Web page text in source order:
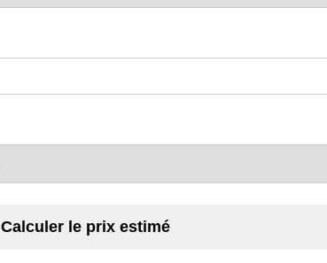
Calculer le prix estimé